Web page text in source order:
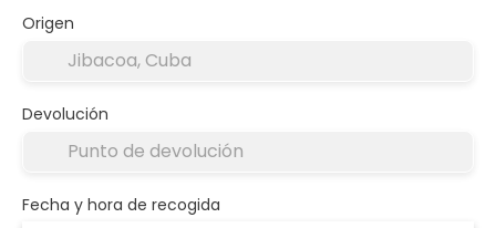
Origen
Devolución
Fecha y hora de recogida